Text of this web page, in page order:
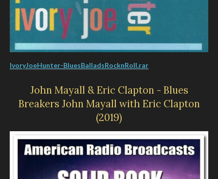
IvoryJoeHunter-BluesBalladsRocknRoll.rar
John Mayall & Eric Clapton - Blues
Breakers John Mayall with Eric Clapton
(2019)